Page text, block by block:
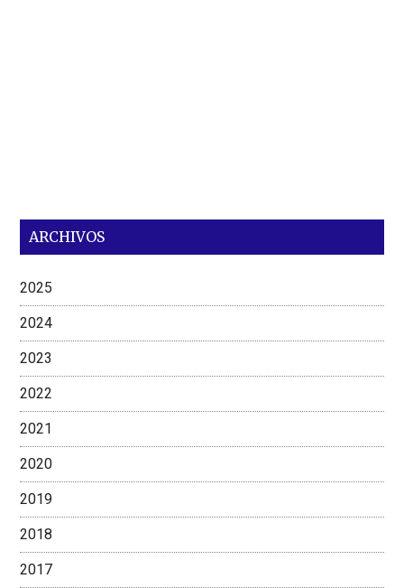
ARCHIVOS
2025
2024
2023
2022
2021
2020
2019
2018
2017